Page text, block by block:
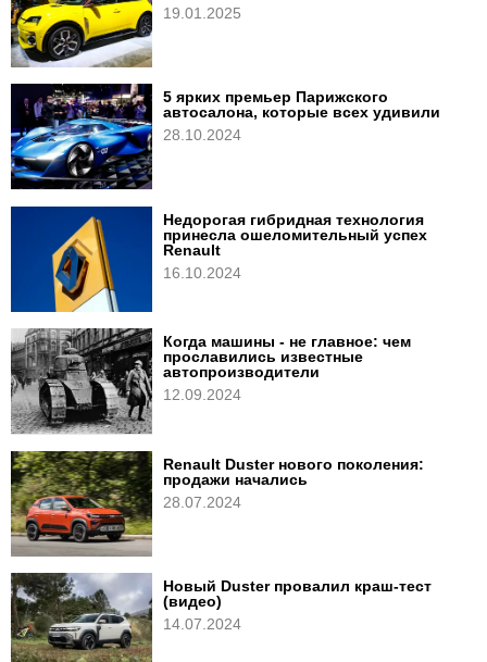
19.01.2025
5 ярких премьер Парижского
автосалона, которые всех удивили
28.10.2024
Недорогая гибридная технология
принесла ошеломительный успех
Renault
16.10.2024
Когда машины - не главное: чем
прославились известные
автопроизводители
12.09.2024
Renault Duster нового поколения:
продажи начались
28.07.2024
Новый Duster провалил краш-тест
(видео)
14.07.2024